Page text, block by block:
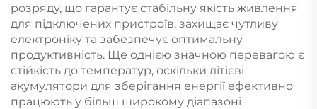
розряду, що гарантує стабільну якість живлення
для підключених пристроїв, захищає чутливу
електроніку та забезпечує оптимальну
продуктивність. Ще однією значною перевагою є
стійкість до температур, оскільки літієві
акумулятори для зберігання енергії ефективно
працюють у більш широкому діапазоні